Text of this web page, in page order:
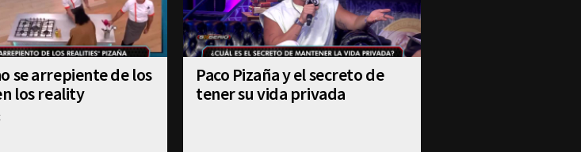
se arrepiente de los
los reality
Paco Pizaña y el secreto de
tener su vida privada